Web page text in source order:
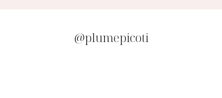
@plumepicoti